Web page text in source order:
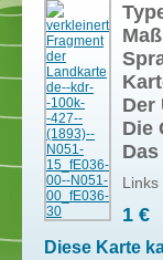
Der
Die
1 €
Diese Karte